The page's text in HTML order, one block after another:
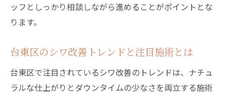
ッフとしっかり相談しながら進めることがポイントとな
ります。
台東区のシワ改善トレンドと注目施術とは
台東区で注目されているシワ改善のトレンドは、ナチュ
ラルな仕上がりとダウンタイムの少なさを両立する施術